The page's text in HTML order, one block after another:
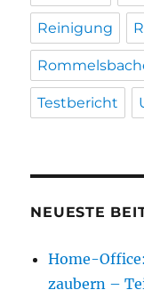
Reinigung
Testbericht
NEUESTE
Home-
zaubern –